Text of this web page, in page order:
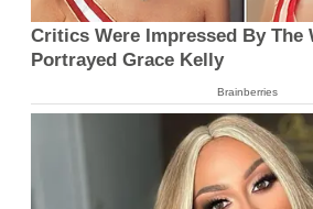
Critics Were Impressed By The
Portrayed Grace Kelly
Brainberries